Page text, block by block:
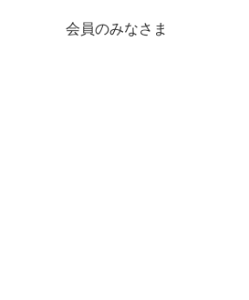
会員のみなさま